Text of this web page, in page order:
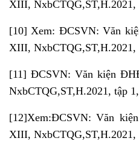
XIII, NxbCTQG,ST,H.2021,
[10] Xem: ĐCSVN: Văn
XIII, NxbCTQG,ST,H.2021,
[11] ĐCSVN: Văn kiện
NxbCTQG,ST,H.2021, tập
[12]Xem:ĐCSVN: Văn
XIII, NxbCTQG,ST,H.2021,